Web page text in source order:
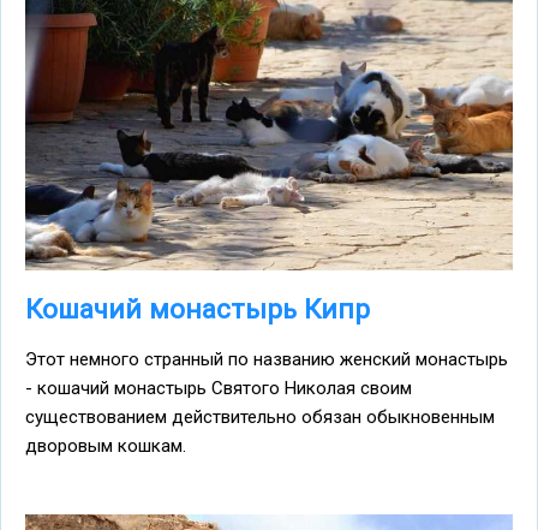
Кошачий монастырь Кипр
Этот немного странный по названию женский монастырь
- кошачий монастырь Святого Николая своим
существованием действительно обязан обыкновенным
дворовым кошкам.